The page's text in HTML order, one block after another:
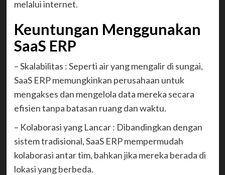
melalui internet.
Keuntungan Menggunakan
SaaS ERP
– Skalabilitas : Seperti air yang mengalir di sungai,
SaaS ERP memungkinkan perusahaan untuk
mengakses dan mengelola data mereka secara
efisien tanpa batasan ruang dan waktu.
– Kolaborasi yang Lancar : Dibandingkan dengan
sistem tradisional, SaaS ERP mempermudah
kolaborasi antar tim, bahkan jika mereka berada di
lokasi yang berbeda.